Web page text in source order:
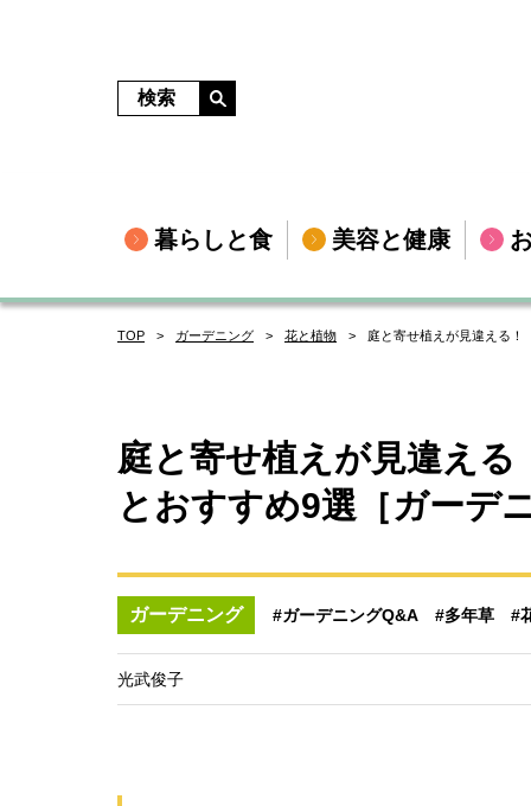
暮らしと食 美容と健康
TOP ガーデニング 花と植物 庭と寄せ植えが見違える！
庭と寄せ植えが見違え
とおすすめ9選［ガーデ
ガーデニング #ガーデニングQ&A #多年草 #
光武俊子